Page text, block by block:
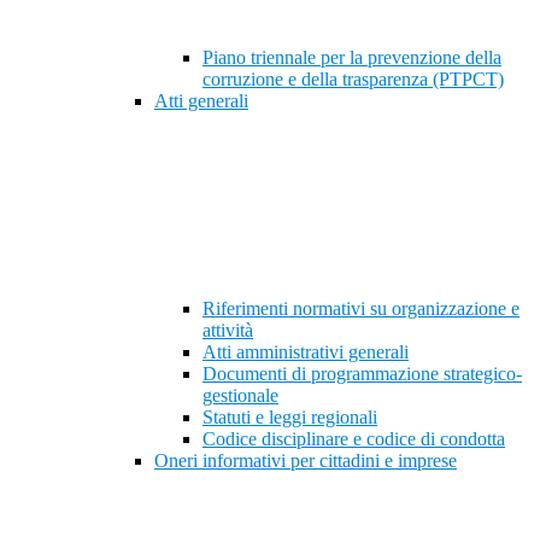
Piano triennale per la prevenzione della
corruzione e della trasparenza (PTPCT)
Atti generali
Riferimenti normativi su organizzazione e
attività
Atti amministrativi generali
Documenti di programmazione strategico-
gestionale
Statuti e leggi regionali
Codice disciplinare e codice di condotta
Oneri informativi per cittadini e imprese